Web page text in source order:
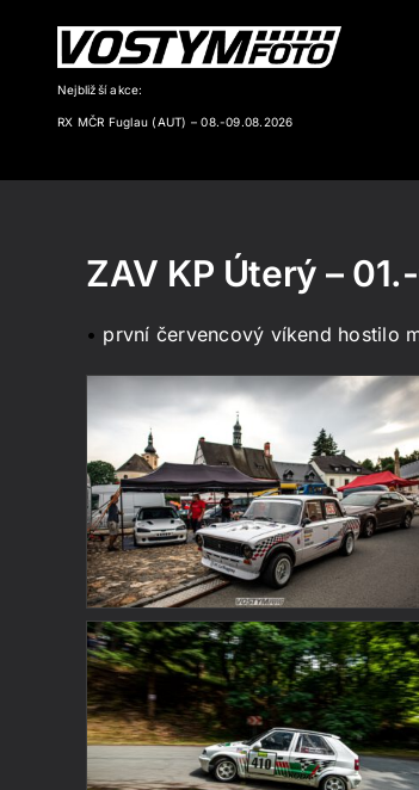
Nejbližší akce:
RX MČR Fuglau (AUT) – 08.-09.08.2026
ZAV KP Úterý –
• první červencový víkend hostilo